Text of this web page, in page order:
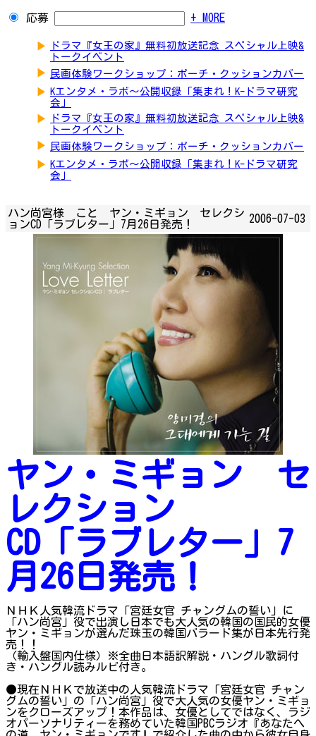
応募 + MORE
▶
ドラマ『女王の家』無料初放送記念 スペシャル上映&
トークイベント
▶ 民画体験ワークショップ：ポーチ・クッションカバー
▶ Kエンタメ・ラボ～公開収録「集まれ！K-ドラマ研究
会」
▶
ドラマ『女王の家』無料初放送記念 スペシャル上映&
トークイベント
▶ 民画体験ワークショップ：ポーチ・クッションカバー
▶ Kエンタメ・ラボ～公開収録「集まれ！K-ドラマ研究
会」
ハン尚宮様 こと ヤン・ミギョン セレクシ
ョンCD「ラブレター」7月26日発売！
2006-07-03
ヤン・ミギョン セ
レクション
CD「ラブレター」7
月26日発売！
ＮＨＫ人気韓流ドラマ「宮廷女官 チャングムの誓い」に
「ハン尚宮」役で出演し日本でも大人気の韓国の国民的女優
ヤン・ミギョンが選んだ珠玉の韓国バラード集が日本先行発
売！！
（輸入盤国内仕様）※全曲日本語訳解説・ハングル歌詞付
き・ハングル読みルビ付き。
●現在ＮＨＫで放送中の人気韓流ドラマ「宮廷女官 チャン
グムの誓い」の「ハン尚宮」役で大人気の女優ヤン・ミギョ
ンをクローズアップ！本作品は、女優としてではなく、ラジ
オパーソナリティーを務めていた韓国PBCラジオ『あなたへ